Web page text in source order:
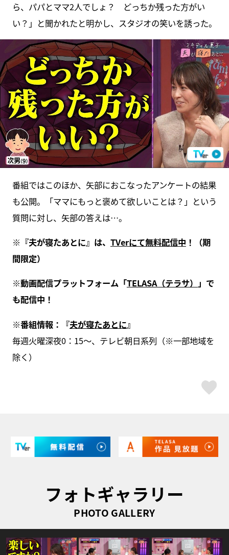
ら、パパとママ2人でしょ？ どっちか残った方がい
い？」と聞かれたと明かし、スタジオの笑いを誘った。
番組ではこのほか、矢部におこなったアンケートの結果
も公開。「ママにもっと褒めて欲しいことは？」という
質問に対し、矢部の答えは…。
※『夫が寝たあとに』は、 TVerにて無料配信中 ！（期
間限定）
※動画配信プラットフォーム「TELASA（テラサ） 」で
も配信中！
※番組情報：『夫が寝たあとに』
毎週火曜深夜0：15～、テレビ朝日系列（※一部地域を
除く）
フォトギャラリー
PHOTO GALLERY